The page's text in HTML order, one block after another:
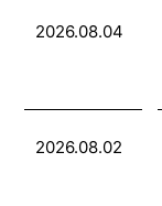
2026.08.04
2026.08.02